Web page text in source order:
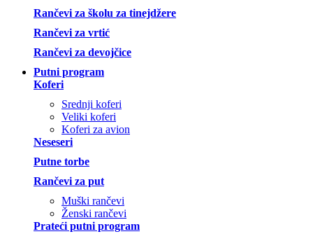
Rančevi za školu za tinejdžere
Rančevi za vrtić
Rančevi za devojčice
Putni program
Koferi
Srednji koferi
Veliki koferi
Koferi za avion
Neseseri
Putne torbe
Rančevi za put
Muški rančevi
Ženski rančevi
Prateći putni program